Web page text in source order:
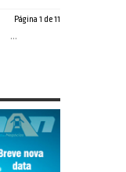
Página 1 de 11
...